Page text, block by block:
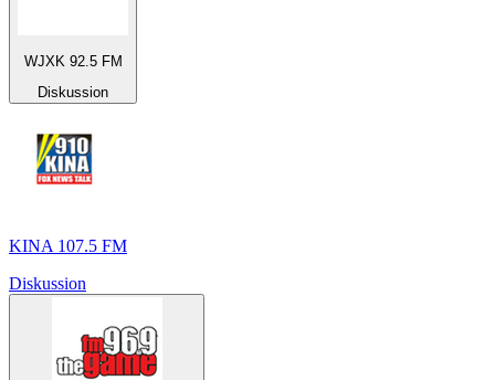
WJXK 92.5 FM
Diskussion
KINA 107.5 FM
Diskussion